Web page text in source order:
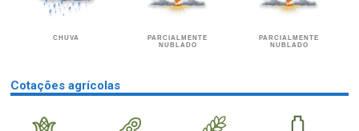
CHUVA
PARCIALMENTE
NUBLADO
PARCIALMENTE
NUBLADO
Cotações agrícolas